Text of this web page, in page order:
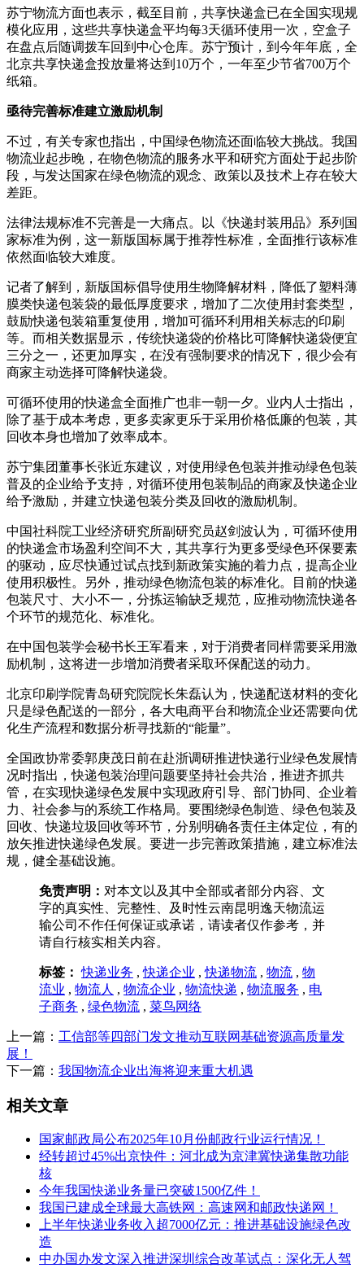
苏宁物流方面也表示，截至目前，共享快递盒已在全国实现规
模化应用，这些共享快递盒平均每3天循环使用一次，空盒子
在盘点后随调拨车回到中心仓库。苏宁预计，到今年年底，全
北京共享快递盒投放量将达到10万个，一年至少节省700万个
纸箱。
亟待完善标准建立激励机制
不过，有关专家也指出，中国绿色物流还面临较大挑战。我国
物流业起步晚，在物色物流的服务水平和研究方面处于起步阶
段，与发达国家在绿色物流的观念、政策以及技术上存在较大
差距。
法律法规标准不完善是一大痛点。以《快递封装用品》系列国
家标准为例，这一新版国标属于推荐性标准，全面推行该标准
依然面临较大难度。
记者了解到，新版国标倡导使用生物降解材料，降低了塑料薄
膜类快递包装袋的最低厚度要求，增加了二次使用封套类型，
鼓励快递包装箱重复使用，增加可循环利用相关标志的印刷
等。而相关数据显示，传统快递袋的价格比可降解快递袋便宜
三分之一，还更加厚实，在没有强制要求的情况下，很少会有
商家主动选择可降解快递袋。
可循环使用的快递盒全面推广也非一朝一夕。业内人士指出，
除了基于成本考虑，更多卖家更乐于采用价格低廉的包装，其
回收本身也增加了效率成本。
苏宁集团董事长张近东建议，对使用绿色包装并推动绿色包装
普及的企业给予支持，对循环使用包装制品的商家及快递企业
给予激励，并建立快递包装分类及回收的激励机制。
中国社科院工业经济研究所副研究员赵剑波认为，可循环使用
的快递盒市场盈利空间不大，其共享行为更多受绿色环保要素
的驱动，应尽快通过试点找到新政策实施的着力点，提高企业
使用积极性。另外，推动绿色物流包装的标准化。目前的快递
包装尺寸、大小不一，分拣运输缺乏规范，应推动物流快递各
个环节的规范化、标准化。
在中国包装学会秘书长王军看来，对于消费者同样需要采用激
励机制，这将进一步增加消费者采取环保配送的动力。
北京印刷学院青岛研究院院长朱磊认为，快递配送材料的变化
只是绿色配送的一部分，各大电商平台和物流企业还需要向优
化生产流程和数据分析寻找新的“能量”。
全国政协常委郭庚茂日前在赴浙调研推进快递行业绿色发展情
况时指出，快递包装治理问题要坚持社会共治，推进齐抓共
管，在实现快递绿色发展中实现政府引导、部门协同、企业着
力、社会参与的系统工作格局。要围绕绿色制造、绿色包装及
回收、快递垃圾回收等环节，分别明确各责任主体定位，有的
放矢推进快递绿色发展。要进一步完善政策措施，建立标准法
规，健全基础设施。
免责声明： 对本文以及其中全部或者部分内容、文
字的真实性、完整性、及时性云南昆明逸天物流运
输公司不作任何保证或承诺，请读者仅作参考，并
请自行核实相关内容。
标签： 快递业务 ,快递企业 ,快递物流 , 物流 , 物
流业 , 物流人 , 物流企业 , 物流快递 , 物流服务 , 电
子商务 , 绿色物流 , 菜鸟网络
上一篇： 工信部等四部门发文推动互联网基础资源高质量发
展！
下一篇： 我国物流企业出海将迎来重大机遇
相关文章
国家邮政局公布2025年10月份邮政行业运行情况！
经转超过45%出京快件：河北成为京津冀快递集散功能
核
今年我国快递业务量已突破1500亿件！
我国已建成全球最大高铁网：高速网和邮政快递网！
上半年快递业务收入超7000亿元：推进基础设施绿色改
造
中办国办发文深入推进深圳综合改革试点：深化无人驾